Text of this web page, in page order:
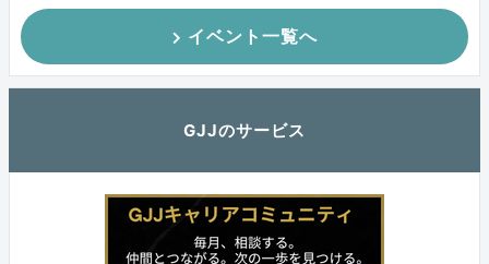
イベント一覧へ
GJJのサービス